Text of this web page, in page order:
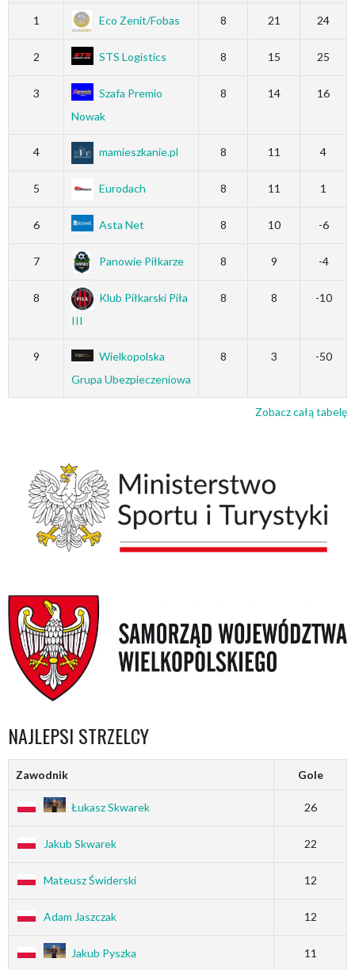
1 Eco Zenit/Fobas 8 21 24
2 STS Logistics 8 15 25
3
Szafa Premio
Nowak
8 14 16
4 mamieszkanie.pl 8 11 4
5 Eurodach 8 11 1
6 Asta Net 8 10 -6
7 Panowie Piłkarze 8 9 -4
8
Klub Piłkarski Piła
III
8 8 -10
9
Wielkopolska
Grupa Ubezpieczeniowa
8 3 -50
Zobacz całą tabelę
NAJLEPSI STRZELCY
Zawodnik Gole
Łukasz Skwarek 26
Jakub Skwarek 22
Mateusz Świderski 12
Adam Jaszczak 12
Jakub Pyszka 11